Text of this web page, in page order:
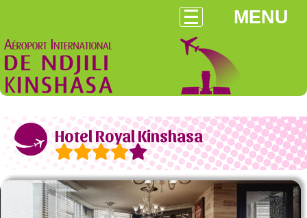
MENU
Hotel Royal Kinshasa